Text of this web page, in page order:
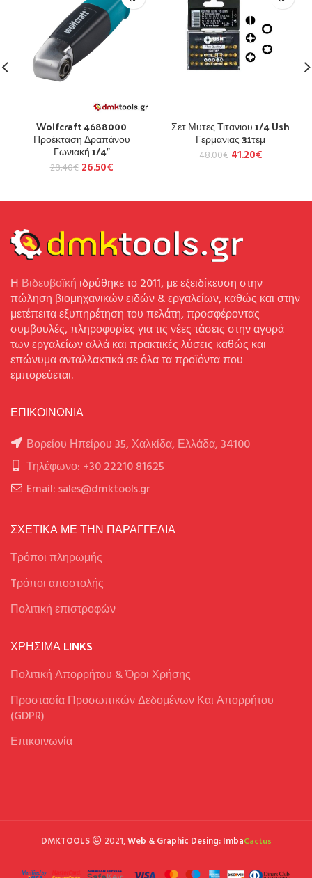
Wolfcraft 4688000
Προέκταση Δραπάνου
Γωνιακή 1/4″
28.40€ 26.50€
Σετ Μυτες Τιτανιου 1/4 Ush
Γερμανιας 31τεμ
48.00€ 41.20€
Η Βιδευβοϊκή ιδρύθηκε το 2011, με εξειδίκευση στην
πώληση βιομηχανικών ειδών & εργαλείων, καθώς και στην
μετέπειτα εξυπηρέτηση του πελάτη, προσφέροντας
συμβουλές, πληροφορίες για τις νέες τάσεις στην αγορά
των εργαλείων αλλά και πρακτικές λύσεις καθώς και
επώνυμα ανταλλακτικά σε όλα τα προϊόντα που
εμπορεύεται.
ΕΠΙΚΟΙΝΩΝΙΑ
Βορείου Ηπείρου 35, Χαλκίδα, Ελλάδα, 34100
Τηλέφωνο: +30 22210 81625
Email: sales@dmktools.gr
ΣΧΕΤΙΚΑ ΜΕ ΤΗΝ ΠΑΡΑΓΓΕΛΙΑ
Τρόποι πληρωμής
Tρόποι αποστολής
Πολιτική επιστροφών
ΧΡΉΣΙΜΑ LINKS
Πολιτική Απορρήτου & Όροι Χρήσης
Προστασία Προσωπικών Δεδομένων Και Απορρήτου
(GDPR)
Επικοινωνία
DMKTOOLS 2021,Web & Graphic Desing: ImbaCactus